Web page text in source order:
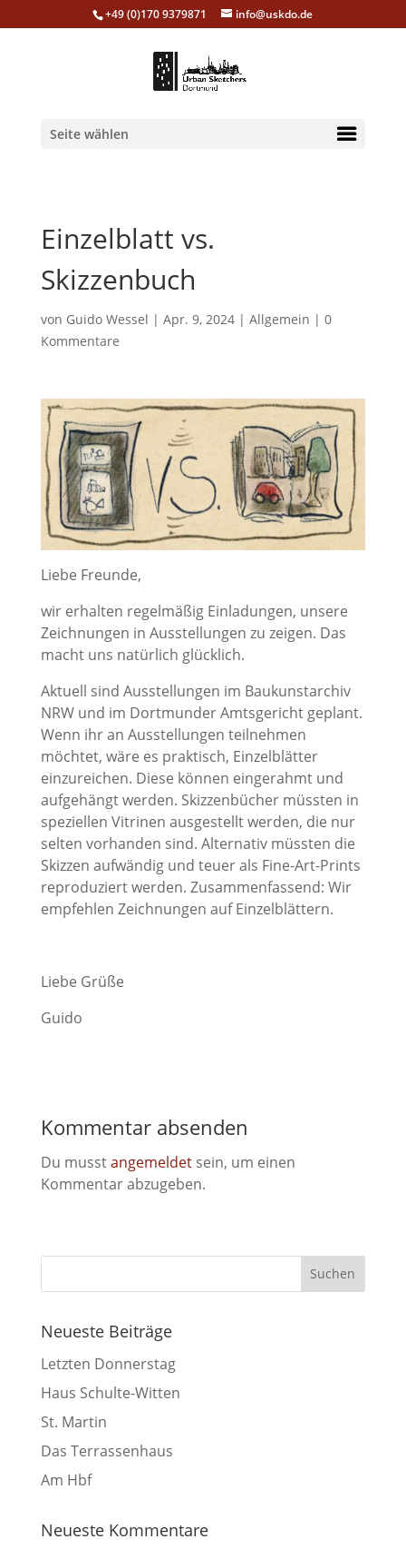
+49 (0)170 9379871 info@uskdo.de
Seite wählen
Einzelblatt vs.
Skizzenbuch
von Guido Wessel | Apr. 9, 2024| Allgemein | 0
Kommentare
Liebe Freunde,
wir erhalten regelmäßig Einladungen, unsere
Zeichnungen in Ausstellungen zu zeigen. Das
macht uns natürlich glücklich.
Aktuell sind Ausstellungen im Baukunstarchiv
NRW und im Dortmunder Amtsgericht geplant.
Wenn ihr an Ausstellungen teilnehmen
möchtet, wäre es praktisch, Einzelblätter
einzureichen. Diese können eingerahmt und
aufgehängt werden. Skizzenbücher müssten in
speziellen Vitrinen ausgestellt werden, die nur
selten vorhanden sind. Alternativ müssten die
Skizzen aufwändig und teuer als Fine-Art-Prints
reproduziert werden. Zusammenfassend: Wir
empfehlen Zeichnungen auf Einzelblättern.
Liebe Grüße
Guido
Kommentar absenden
Du musstangemeldetsein, um einen
Kommentar abzugeben.
Neueste Beiträge
Letzten Donnerstag
Haus Schulte-Witten
St. Martin
Das Terrassenhaus
Am Hbf
Neueste Kommentare